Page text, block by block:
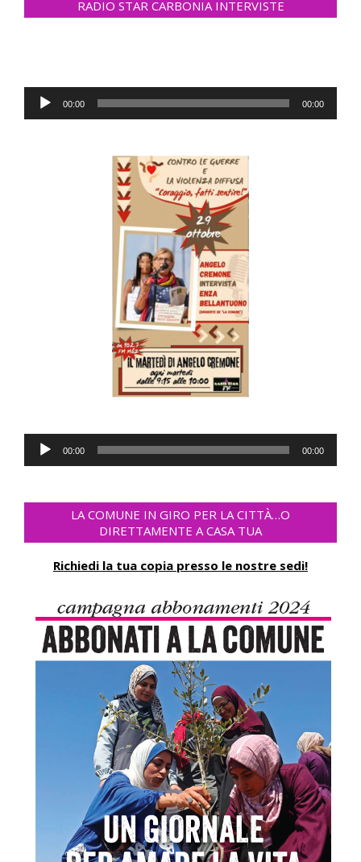
RADIO STAR CARBONIA INTERVISTE
Audio
Player
00:00 00:00
Audio
Player
00:00 00:00
LA COMUNE IN GIRO PER LA CITTÀ…O
DIRETTAMENTE A CASA TUA
Richiedi la tua copia presso le nostre sedi!